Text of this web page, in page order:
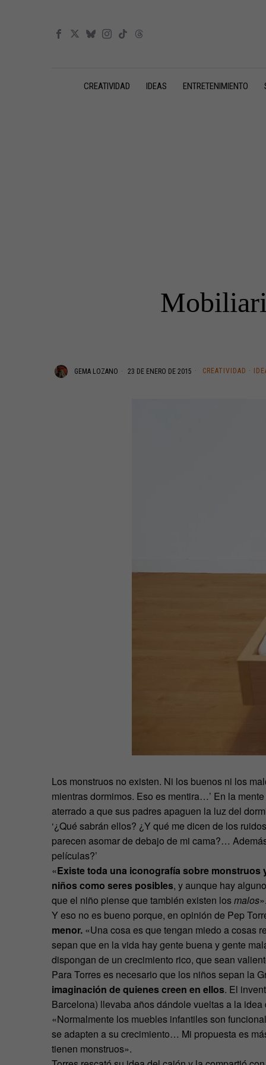
CREATIVIDAD IDEAS ENTRETENIMIENTO
GEMA LOZANO 23 DE ENERO DE 2015 CREATIVIDAD ·
Los monstruos no existen. Ni los buenos ni los
mientras dormimos. Eso es mentira…’ En la
aterrado a que sus padres apaguen la luz del
‘¿Qué sabrán ellos? ¿Y qué me dicen de los
parecen asomar de debajo de mi cama?…
películas?’
«Existe toda una iconografía sobre
niños como seres posibles, y aunque hay
que el niño piense que también existen losmalos».
Y eso no es bueno porque, en opinión de Pep
menor. «Una cosa es que tengan miedo a cosas
sepan que en la vida hay gente buena y gente
dispongan de un crecimiento rico, que sean
Para Torres es necesario que los niños sepan la
imaginación de quienes creen en ellos. El
Barcelona) llevaba años dándole vueltas a la
«Normalmente los muebles infantiles son
se adapten a su crecimiento… Mi propuesta es
tienen monstruos».